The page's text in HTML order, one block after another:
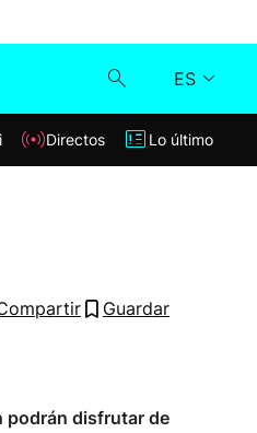
ES
Klisk
Directos Lo último
Guardar
podrán disfrutar de